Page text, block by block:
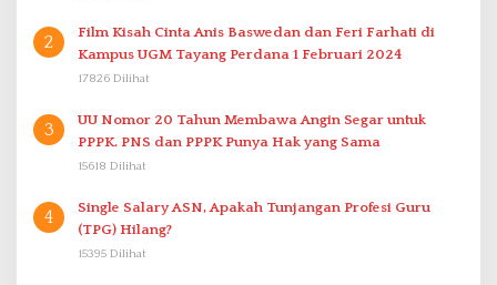
2
Film Kisah Cinta Anis Baswedan dan Feri Farhati di
Kampus UGM Tayang Perdana 1 Februari 2024
17826 Dilihat
3
UU Nomor 20 Tahun Membawa Angin Segar untuk
PPPK. PNS dan PPPK Punya Hak yang Sama
15618 Dilihat
4
Single Salary ASN, Apakah Tunjangan Profesi Guru
(TPG) Hilang?
15395 Dilihat